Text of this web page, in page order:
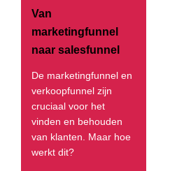
Van
marketingfunnel
naar salesfunnel
De marketingfunnel en
verkoopfunnel zijn
cruciaal voor het
vinden en behouden
van klanten. Maar hoe
werkt dit?